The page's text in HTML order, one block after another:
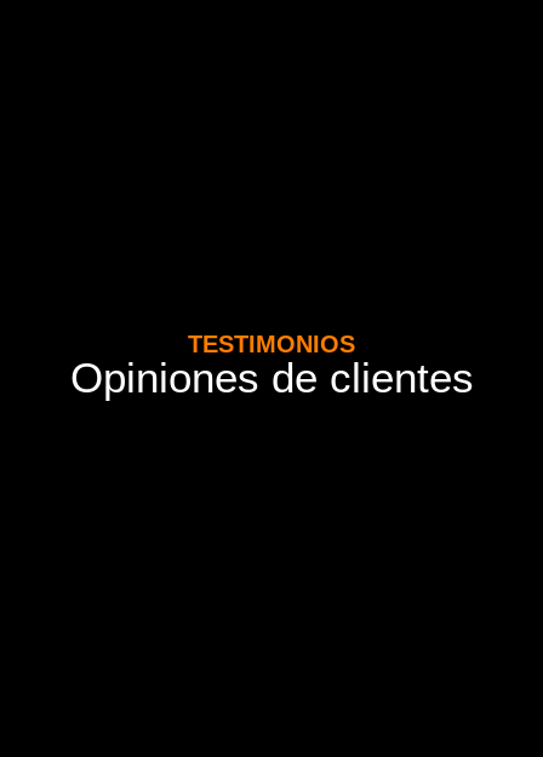
TESTIMONIOS
Opiniones de clientes